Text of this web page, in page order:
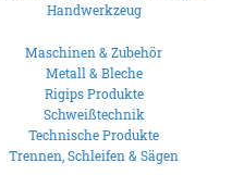
Handwerkzeug
Maschinen & Zubehör
Metall & Bleche
Rigips Produkte
Schweißtechnik
Technische Produkte
Trennen, Schleifen & Sägen